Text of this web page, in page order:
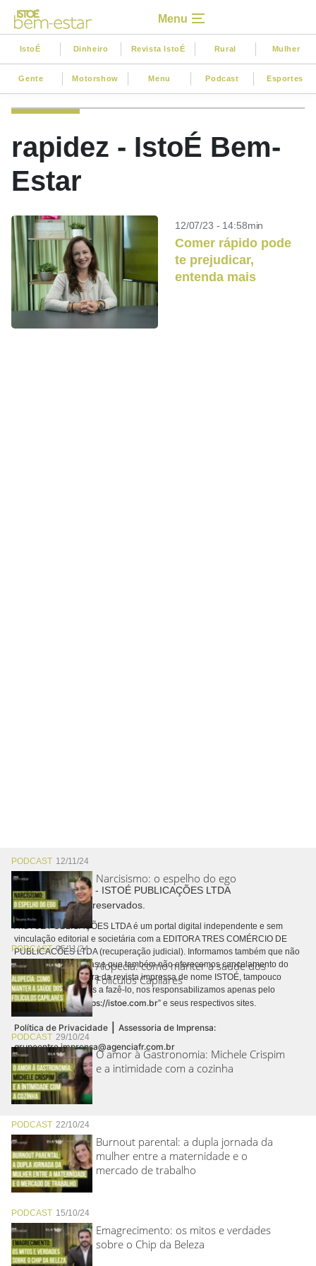
Menu
IstoÉ Dinheiro Revista IstoÉ Rural Mulher
Gente Motorshow Menu Podcast Esportes
rapidez - IstoÉ Bem-
Estar
12/07/23 - 14:58min
Comer rápido pode
te prejudicar,
entenda mais
PODCAST 12/11/24
Narcisismo: o espelho do ego
PODCAST05/11/24
Alopecia: como manter a saúde dos
Folículos Capilares
PODCAST 29/10/24
O amor à Gastronomia: Michele Crispim
e a intimidade com a cozinha
PODCAST 22/10/24
Burnout parental: a dupla jornada da
mulher entre a maternidade e o
mercado de trabalho
PODCAST 15/10/24
Emagrecimento: os mitos e verdades
sobre o Chip da Beleza
Copyright © 2026 - ISTOÉ PUBLICAÇÕES LTDA
Todos os direitos reservados.
A ISTOÉ PUBLICAÇÕES LTDA é um portal digital independente e sem
vinculação editorial e societária com a EDITORA TRES COMÉRCIO DE
PUBLICACÕES LTDA (recuperação judicial). Informamos também que não
realizamos cobranças e que também não oferecemos cancelamento do
contrato de assinatura da revista impressa de nome ISTOÉ, tampouco
autorizamos terceiros a fazê-lo, nos responsabilizamos apenas pelo
conteúdo digital “https://istoe.com.br” e seus respectivos sites.
Política de Privacidade | Assessoria de Imprensa:
grupoentre.imprensa@agenciafr.com.br